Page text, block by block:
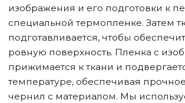
изображения и его подготовки к
специальной термопленке. Затем
подготавливается, чтобы
ровную поверхность. Пленка с
прижимается к ткани и
температуре, обеспечивая
чернил с материалом. Мы